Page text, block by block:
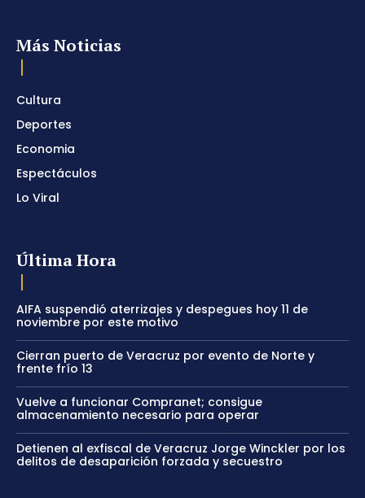
Más Noticias
Cultura
Deportes
Economia
Espectáculos
Lo Viral
Última Hora
AIFA suspendió aterrizajes y despegues hoy 11 de
noviembre por este motivo
Cierran puerto de Veracruz por evento de Norte y
frente frío 13
Vuelve a funcionar Compranet; consigue
almacenamiento necesario para operar
Detienen al exfiscal de Veracruz Jorge Winckler por los
delitos de desaparición forzada y secuestro